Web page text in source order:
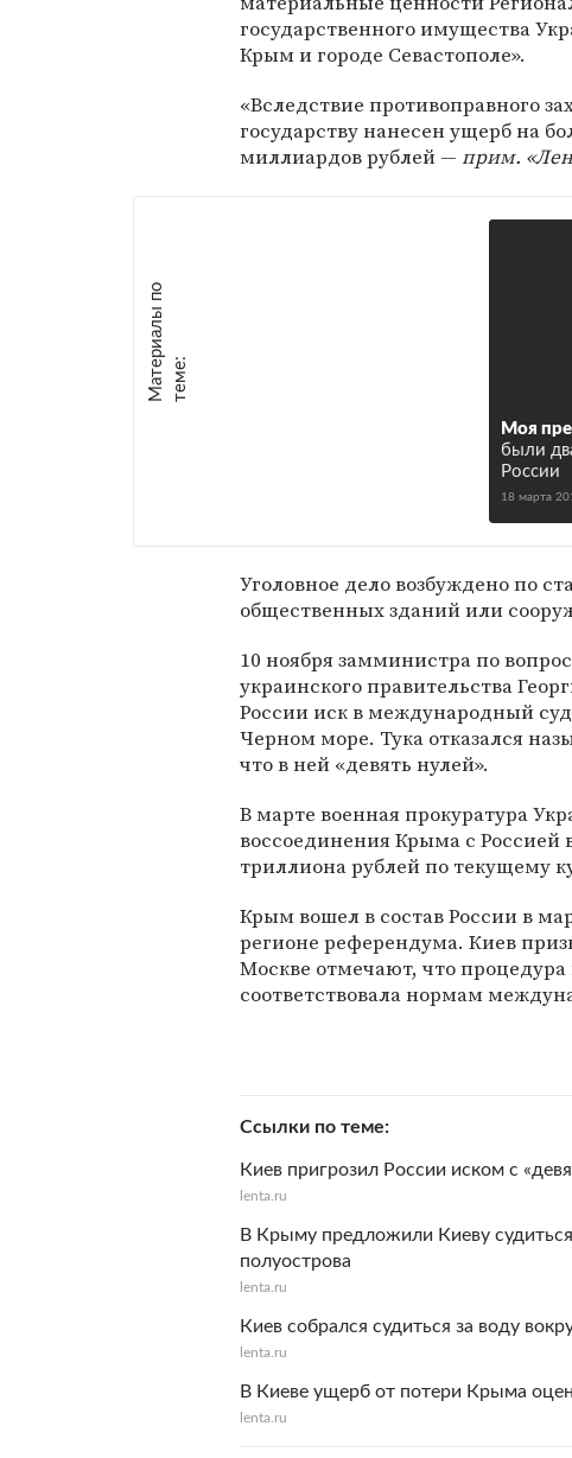
государственного имущества
Крым и городе Севастополе».
«Вследствие противоправного
государству нанесен ущерб на
миллиардов рублей — прим.
М
а
т е
р
и
а
л
ы
п
о
т
е
м
е :
Моя
были
России
18 марта
Уголовное дело возбуждено по
общественных зданий или
10 ноября замминистра по
украинского правительства
России иск в международный
Черном море. Тука отказался
что в ней «девять нулей».
В марте военная прокуратура
воссоединения Крыма с Россией
триллиона рублей по текущему
Крым вошел в состав России в
регионе референдума. Киев
Москве отмечают, что
соответствовала нормам
Ссылки по теме
Киев пригрозил России иском с
lenta.ru
В Крыму предложили Киеву
полуострова
lenta.ru
Киев собрался судиться за воду
lenta.ru
В Киеве ущерб от потери Крыма
lenta.ru